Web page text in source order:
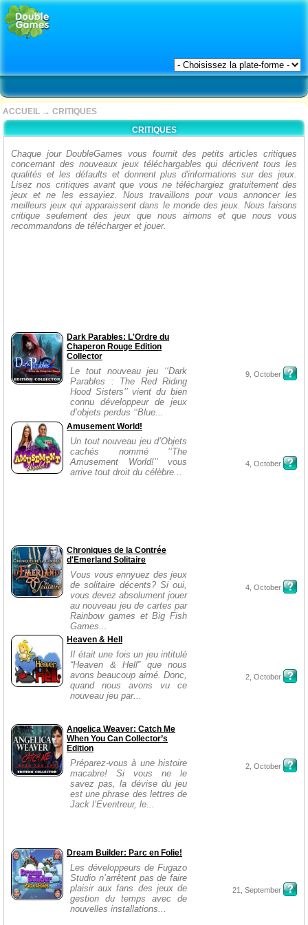
ACCUEIL → CRITIQUES
CRITIQUES
Chaque jour DoubleGames vous fournit des petits articles critiques
concernant des nouveaux jeux téléchargables qui décrivent tous les
qualités et les défaults et donnent plus d'informations sur des jeux.
Lisez nos critiques avant que vous ne téléchargiez gratuitement des
jeux et ne les essayiez. Nous travaillons pour vous annoncer les
meilleurs jeux qui apparaissent dans le monde des jeux. Nous faisons
critique seulement des jeux que nous aimons et que nous vous
recommandons de télécharger et jouer.
Dark Parables: L'Ordre du
Chaperon Rouge Edition
Collector
Le tout nouveau jeu ‘‘Dark
Parables : The Red Riding
Hood Sisters’’ vient du bien
connu développeur de jeux
d’objets perdus ‘‘Blue...
9, October
Amusement World!
Un tout nouveau jeu d’Objets
cachés nommé ’‘The
Amusement World!’‘ vous
arrive tout droit du célèbre...
4, October
Chroniques de la Contrée
d'Emerland Solitaire
Vous vous ennyuez des jeux
de solitaire décents? Si oui,
vous devez absolument jouer
au nouveau jeu de cartes par
Rainbow games et Big Fish
Games...
4, October
Heaven & Hell
Il était une fois un jeu intitulé
“Heaven & Hell” que nous
avons beaucoup aimé. Donc,
quand nous avons vu ce
nouveau jeu par...
2, October
Angelica Weaver: Catch Me
When You Can Collector’s
Edition
Préparez-vous à une histoire
macabre! Si vous ne le
savez pas, la dévise du jeu
est une phrase des lettres de
Jack l’Eventreur, le...
2, October
Dream Builder: Parc en Folie!
Les développeurs de Fugazo
Studio n’arrêtent pas de faire
plaisir aux fans des jeux de
gestion du temps avec de
nouvelles installations...
21, September